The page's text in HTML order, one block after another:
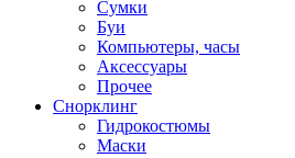
Сумки
Буи
Компьютеры, часы
Аксессуары
Прочее
Снорклинг
Гидрокостюмы
Маски